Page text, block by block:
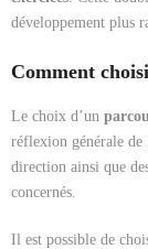
développement plus
Comment
Le choix d’un
réflexion générale de
direction ainsi que
concernés.
Il est possible de